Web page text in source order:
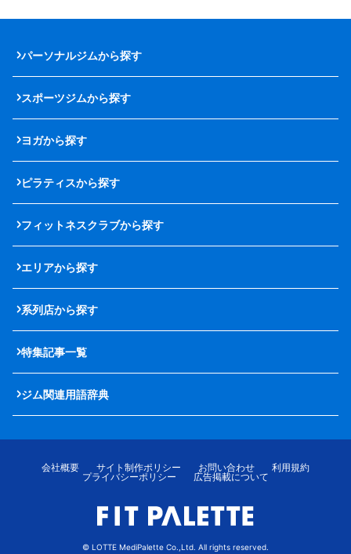
パーソナルジムから探す
スポーツジムから探す
ヨガから探す
ピラティスから探す
フィットネスクラブから探す
エリアから探す
系列店から探す
特集記事一覧
ジム関連用語辞典
会社概要 サイト制作ポリシー お問い合わせ
利用規約
プライバシーポリシー
広告掲載について
© LOTTE MediPalette Co.,Ltd. All rights reserved.